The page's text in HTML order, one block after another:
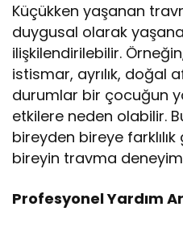
Küçükken yaşanan
duygusal olarak
ilişkilendirilebilir.
istismar, ayrılık, doğal
durumlar bir çocuğun
etkilere neden olabilir.
bireyden bireye
bireyin travma
Profesyonel Yardım